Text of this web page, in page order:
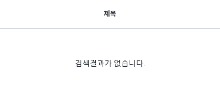
제목
검색결과가 없습니다.